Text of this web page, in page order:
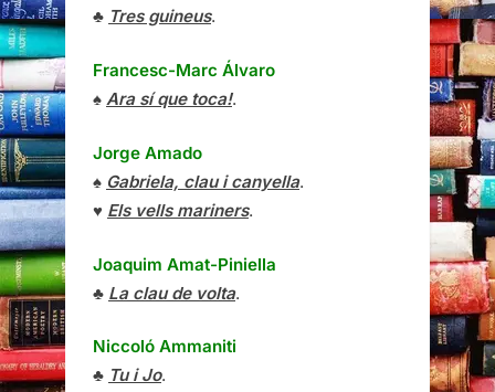
♣ Tres guineus.
Francesc-Marc Álvaro
♠ Ara sí que toca!.
Jorge Amado
♠ Gabriela, clau i canyella.
♥ Els vells mariners.
Joaquim Amat-Piniella
♣ La clau de volta.
Niccoló Ammaniti
♣ Tu i Jo.